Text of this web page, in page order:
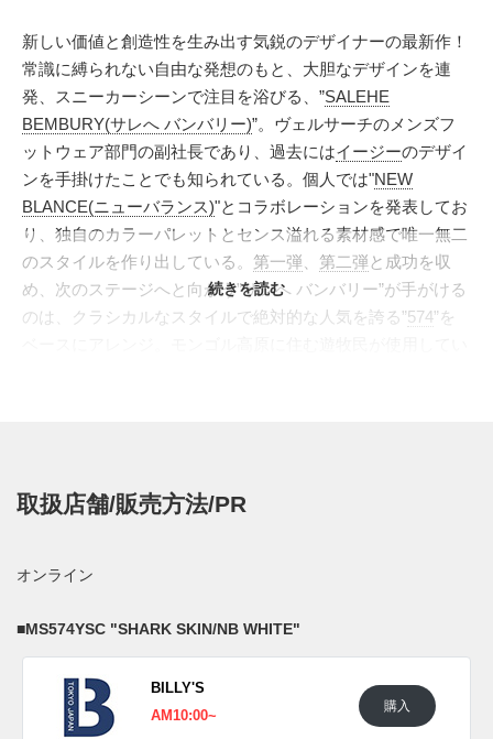
新しい価値と創造性を生み出す気鋭のデザイナーの最新作！
常識に縛られない自由な発想のもと、大胆なデザインを連
発、スニーカーシーンで注目を浴びる、”SALEHE
BEMBURY(サレへ バンバリー)”。ヴェルサーチのメンズフ
ットウェア部門の副社長であり、過去にはイージーのデザイ
ンを手掛けたことでも知られている。個人では"NEW
BLANCE(ニューバランス)"とコラボレーションを発表してお
り、独自のカラーパレットとセンス溢れる素材感で唯一無二
のスタイルを作り出している。 第一弾 第二弾と成功を収
め、次のステージへと向かう”サレへ バンバリー”が手がける
のは、クラシカルなスタイルで絶対的な人気を誇る”574”を
せる。新しいツーリングには、衝撃吸収性に優れ
日本国内では2021年10月22日より、ニューバランス取扱店
り次第、スニーカーウォーズの
したい。
続きを読む
取扱店舗/販売方法/PR
オンライン
■MS574YSC "SHARK SKIN/NB WHITE"
BILLY'S
AM10:00~
購入